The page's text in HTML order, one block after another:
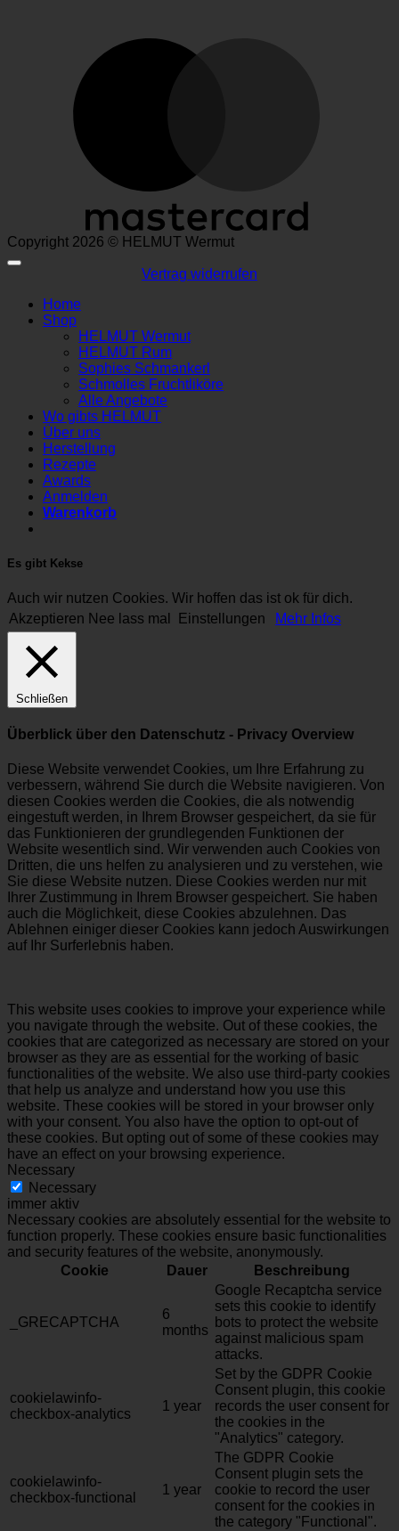
Copyright 2026 © HELMUT Wermut
Vertrag widerrufen
Home
Shop
HELMUT Wermut
HELMUT Rum
Sophies Schmankerl
Schmolles Fruchtliköre
Alle Angebote
Wo gibts HELMUT
Über uns
Herstellung
Rezepte
Awards
Anmelden
Warenkorb
Es gibt Kekse
Auch wir nutzen Cookies. Wir hoffen das ist ok für dich.
Akzeptieren Nee lass mal Einstellungen Mehr Infos
Schließen
Überblick über den Datenschutz - Privacy Overview
Diese Website verwendet Cookies, um Ihre Erfahrung zu
verbessern, während Sie durch die Website navigieren. Von
diesen Cookies werden die Cookies, die als notwendig
eingestuft werden, in Ihrem Browser gespeichert, da sie für
das Funktionieren der grundlegenden Funktionen der
Website wesentlich sind. Wir verwenden auch Cookies von
Dritten, die uns helfen zu analysieren und zu verstehen, wie
Sie diese Website nutzen. Diese Cookies werden nur mit
Ihrer Zustimmung in Ihrem Browser gespeichert. Sie haben
auch die Möglichkeit, diese Cookies abzulehnen. Das
Ablehnen einiger dieser Cookies kann jedoch Auswirkungen
auf Ihr Surferlebnis haben.
This website uses cookies to improve your experience while
you navigate through the website. Out of these cookies, the
cookies that are categorized as necessary are stored on your
browser as they are as essential for the working of basic
functionalities of the website. We also use third-party cookies
that help us analyze and understand how you use this
website. These cookies will be stored in your browser only
with your consent. You also have the option to opt-out of
these cookies. But opting out of some of these cookies may
have an effect on your browsing experience.
Necessary
Necessary
immer aktiv
Necessary cookies are absolutely essential for the website to
function properly. These cookies ensure basic functionalities
and security features of the website, anonymously.
Cookie
Dauer Beschreibung
_GRECAPTCHA
6
months
Google Recaptcha service
sets this cookie to identify
bots to protect the website
against malicious spam
attacks.
cookielawinfo-
checkbox-analytics
1 year
Set by the GDPR Cookie
Consent plugin, this cookie
records the user consent for
the cookies in the
"Analytics" category.
cookielawinfo-
checkbox-functional
1 year
The GDPR Cookie
Consent plugin sets the
cookie to record the user
consent for the cookies in
the category "Functional".